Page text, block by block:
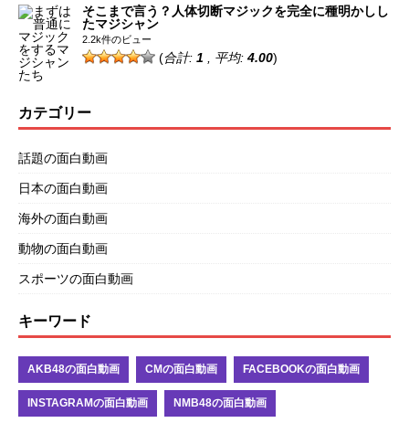
そこまで言う？人体切断マジックを完全に種明かしし
たマジシャン
2.2k件のビュー
(合計: 1 , 平均: 4.00)
カテゴリー
話題の面白動画
日本の面白動画
海外の面白動画
動物の面白動画
スポーツの面白動画
キーワード
AKB48の面白動画 CMの面白動画 FACEBOOKの面白動画
INSTAGRAMの面白動画 NMB48の面白動画